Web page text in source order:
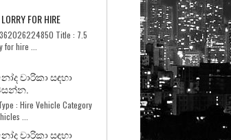
FOR HIRE
Title : 7.5
for hire ...
චාරිකා සඳහා
: Hire Vehicle Category
...
චාරිකා සඳහා